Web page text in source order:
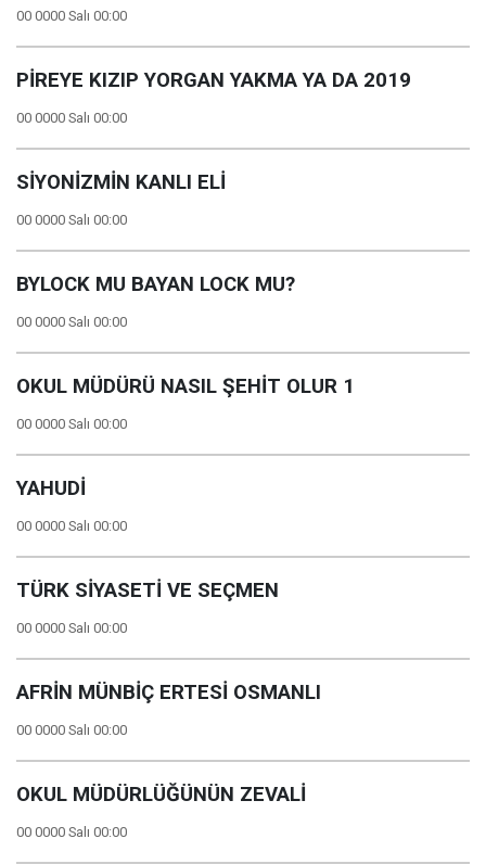
00 0000 Salı 00:00
PİREYE KIZIP YORGAN YAKMA YA DA 2019
00 0000 Salı 00:00
SİYONİZMİN KANLI ELİ
00 0000 Salı 00:00
BYLOCK MU BAYAN LOCK MU?
00 0000 Salı 00:00
OKUL MÜDÜRÜ NASIL ŞEHİT OLUR 1
00 0000 Salı 00:00
YAHUDİ
00 0000 Salı 00:00
TÜRK SİYASETİ VE SEÇMEN
00 0000 Salı 00:00
AFRİN MÜNBİÇ ERTESİ OSMANLI
00 0000 Salı 00:00
OKUL MÜDÜRLÜĞÜNÜN ZEVALİ
00 0000 Salı 00:00